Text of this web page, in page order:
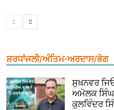
ਸ਼ਰਧਾਂਜਲੀ/ਅੰਤਿਮ-ਅਰਦਾਸ/ਭੋਗ
ਸੁਖ਼ਨਵਰ
ਅਮੋਲਕ
ਕੁਲਵਿੰਦਰ